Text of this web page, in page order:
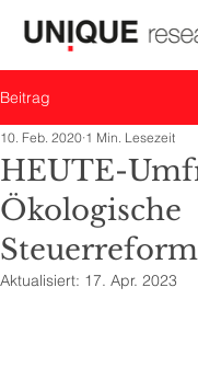
Beitrag
HEUTE-
Ökologische
Steuerreform
10. Feb. 2020 1 Min. Lesezeit
Aktualisiert: 17. Apr. 2023